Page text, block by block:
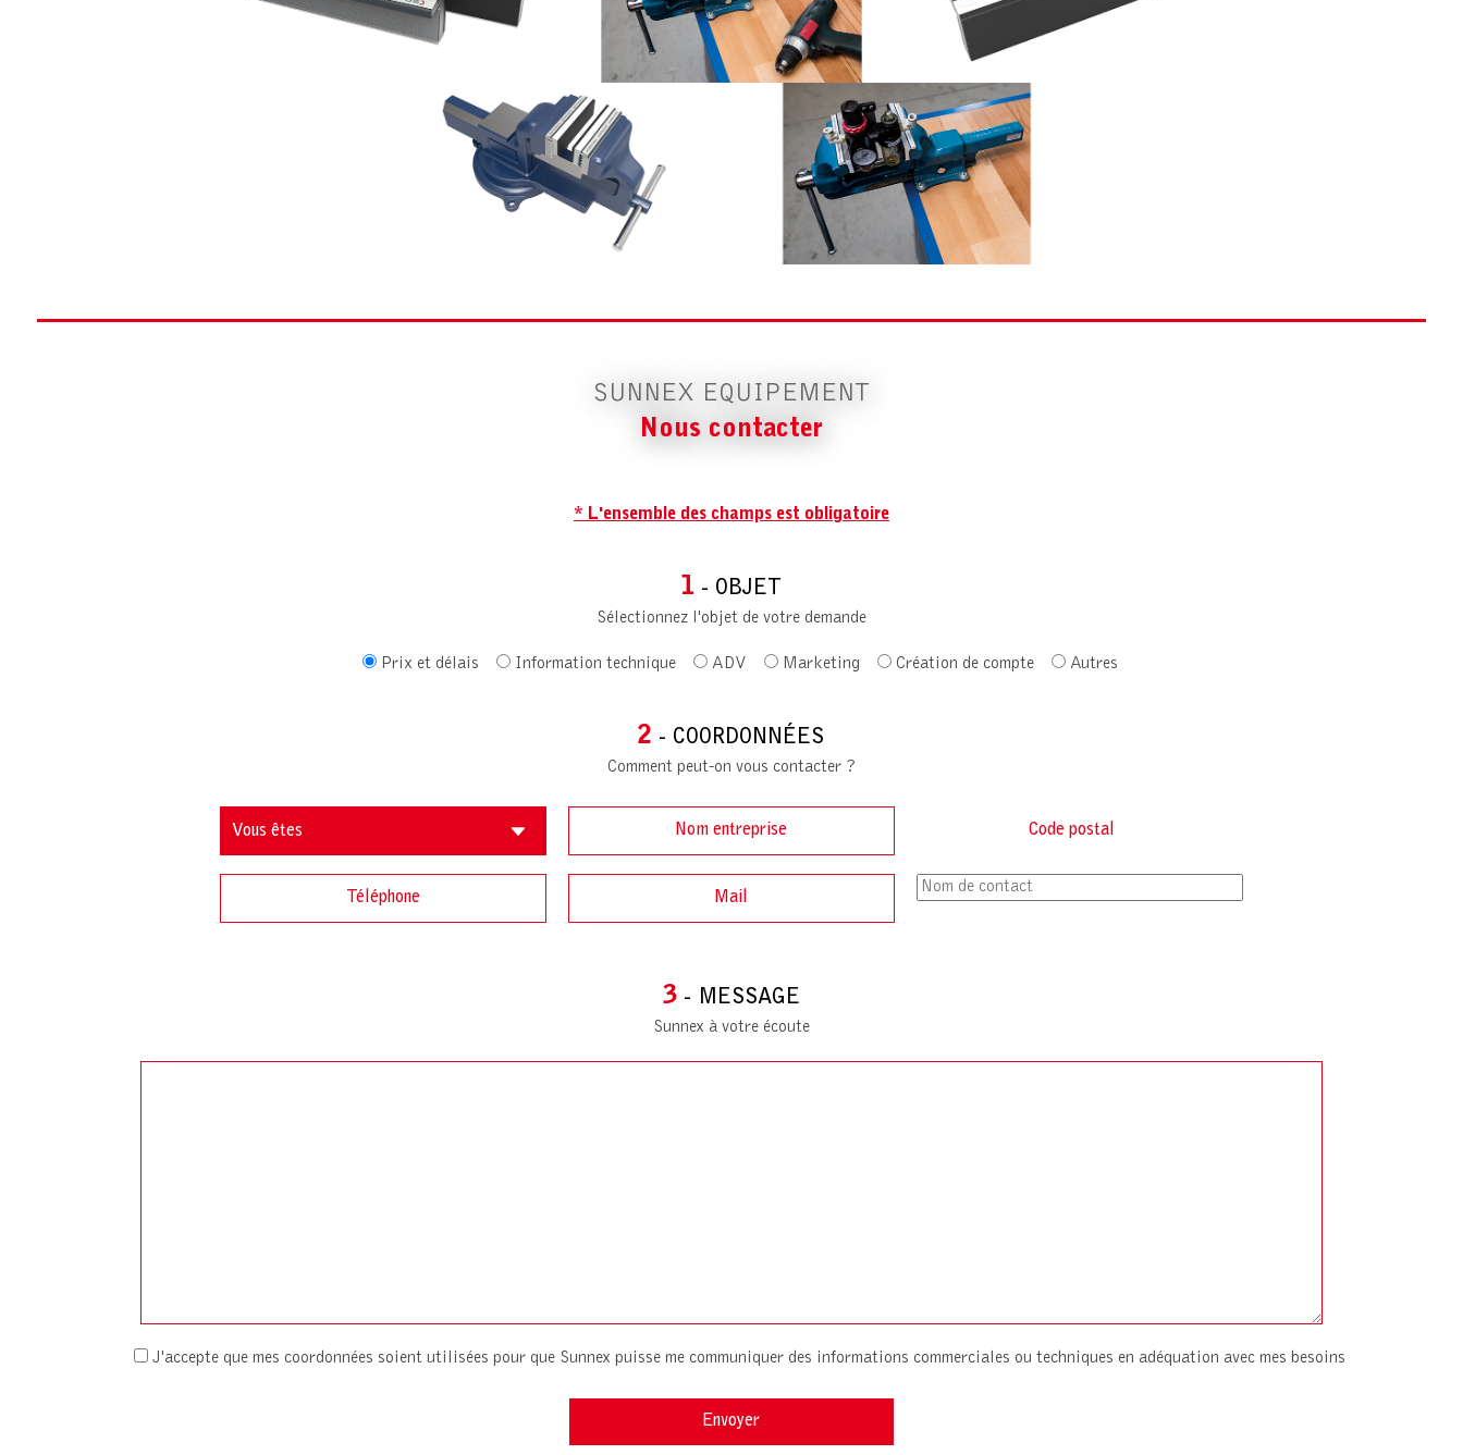
SUNNEX EQUIPEMENT
Nous contacter
* L'ensemble des champs est obligatoire
1 - OBJET
Sélectionnez l'objet de votre demande
Prix et délais Information technique ADV Marketing Création de compte Autres
2 - COORDONNÉES
Comment peut-on vous contacter ?
3- MESSAGE
Sunnex à votre écoute
J'accepte que mes coordonnées soient utilisées pour que Sunnex puisse me communiquer des informations commerciales ou techniques en adéquation avec mes besoins